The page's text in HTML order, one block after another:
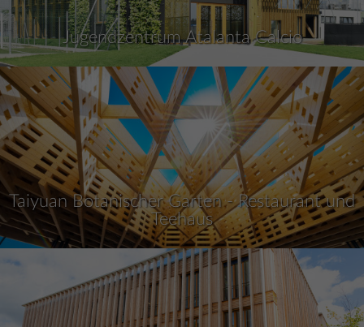
Jugendzentrum Atalanta Calcio
Taiyuan Botanischer Garten - Restaurant und
Teehaus